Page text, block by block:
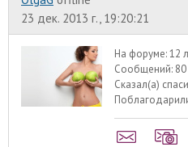
23 дек. 2013 г., 19:20:21
На форуме:12
Сообщений: 80
Сказал(а)